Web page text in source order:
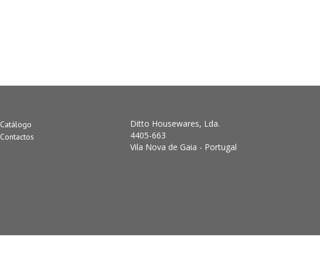
Catálogo
Contactos
Ditto Housewares, Lda.
4405-663
Vila Nova de Gaia - Portugal